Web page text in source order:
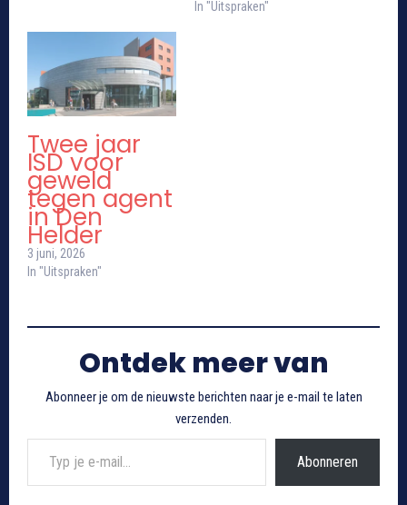
In "Uitspraken"
Twee jaar
ISD voor
geweld
tegen agent
in Den
Helder
3 juni, 2026
In "Uitspraken"
Ontdek meer van
Abonneer je om de nieuwste berichten naar je e-mail te laten
verzenden.
Typ je e-mail...
Abonneren